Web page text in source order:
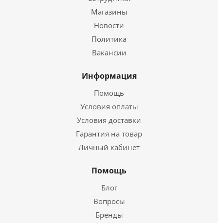
Магазины
Новости
Политика
Вакансии
Информация
Помощь
Условия оплаты
Условия доставки
Гарантия на товар
Личный кабинет
Помощь
Блог
Вопросы
Бренды